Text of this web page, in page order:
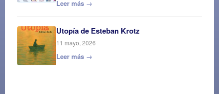
Leer más →
Utopía de Esteban Krotz
11 mayo, 2026
Leer más →